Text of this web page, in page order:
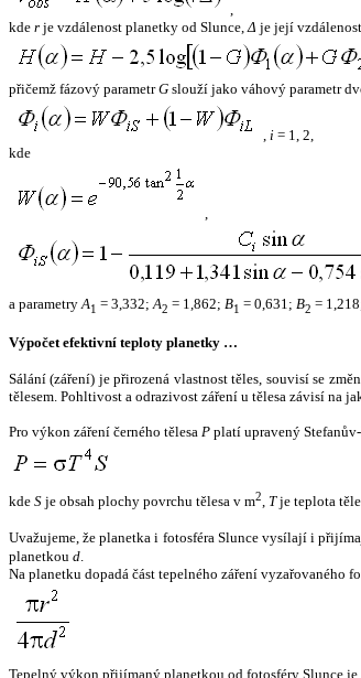
,
kde r je vzdálenost planetky od Slunce,Δ je její
přičemž fázový parametrG slouží jako váhový parametr
, i = 1, 2,
kde
,
a parametryA1 = 3,332;A2 = 1,862; B1 = 0,631; B2 =
Výpočet efektivní teploty planetky …
Sálání (záření) je přirozená vlastnost těles, souvisí se
tělesem. Pohltivost a odrazivost záření u tělesa závisí na
Pro výkon záření černého tělesa P platí upravený
kde S je obsah plochy povrchu tělesa v m2, Tje teplota
Uvažujeme, že planetka i fotosféra Slunce vysílají i
planetkou d.
Na planetku dopadá část tepelného záření vyzařovaného
Tepelný výkon přijímaný planetkou od fotosféry Slunce je